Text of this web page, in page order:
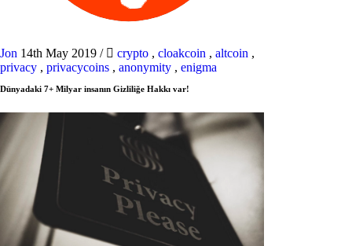
Jon 14th May 2019 / crypto , cloakcoin , altcoin ,
privacy , privacycoins , anonymity , enigma
Dünyadaki 7+ Milyar insanın Gizliliğe Hakkı var!